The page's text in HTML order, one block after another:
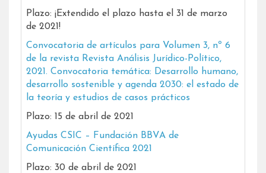
Plazo: ¡Extendido el plazo hasta el 31 de marzo
de 2021!
Convocatoria de artículos para Volumen 3, nº 6
de la revista Revista Análisis Jurídico-Político,
2021. Convocatoria temática: Desarrollo humano,
desarrollo sostenible y agenda 2030: el estado de
la teoría y estudios de casos prácticos
Plazo: 15 de abril de 2021
Ayudas CSIC – Fundación BBVA de
Comunicación Científica 2021
Plazo: 30 de abril de 2021